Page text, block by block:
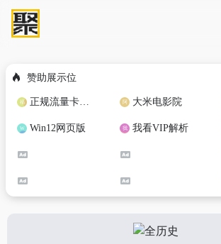
赞助展示位
正规流量卡免费加盟合作 大米电影院
Win12网页版 我看VIP解析